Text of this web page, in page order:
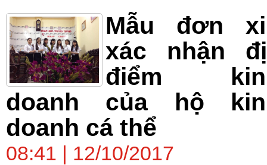
Mẫu đơn
xác nhận
điểm
doanh của hộ
doanh cá thể
08:41 | 12/10/2017